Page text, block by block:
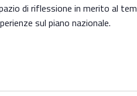
di riflessione in merito al
sul piano nazionale.